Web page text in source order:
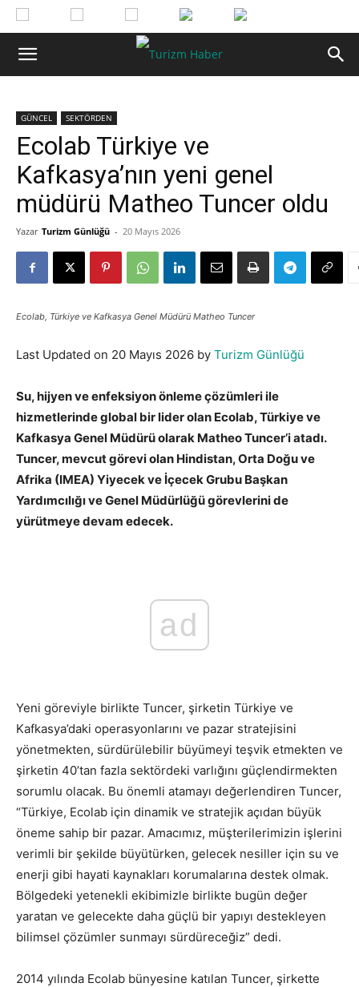
GÜNCEL SEKTÖRDEN
Ecolab Türkiye ve
Kafkasya’nın yeni genel
müdürü Matheo Tuncer oldu
Yazar Turizm Günlüğü - 20 Mayıs 2026
Ecolab, Türkiye ve Kafkasya Genel Müdürü Matheo Tuncer
Last Updated on 20 Mayıs 2026 by Turizm Günlüğü
Su, hijyen ve enfeksiyon önleme çözümleri ile
hizmetlerinde global bir lider olan Ecolab, Türkiye ve
Kafkasya Genel Müdürü olarak Matheo Tuncer’i atadı.
Tuncer, mevcut görevi olan Hindistan, Orta Doğu ve
Afrika (IMEA) Yiyecek ve İçecek Grubu Başkan
Yardımcılığı ve Genel Müdürlüğü görevlerini de
yürütmeye devam edecek.
ad
Yeni göreviyle birlikte Tuncer, şirketin Türkiye ve
Kafkasya’daki operasyonlarını ve pazar stratejisini
yönetmekten, sürdürülebilir büyümeyi teşvik etmekten ve
şirketin 40’tan fazla sektördeki varlığını güçlendirmekten
sorumlu olacak. Bu önemli atamayı değerlendiren Tuncer,
“Türkiye, Ecolab için dinamik ve stratejik açıdan büyük
öneme sahip bir pazar. Amacımız, müşterilerimizin işlerini
verimli bir şekilde büyütürken, gelecek nesiller için su ve
enerji gibi hayati kaynakları korumalarına destek olmak.
Bölgedeki yetenekli ekibimizle birlikte bugün değer
yaratan ve gelecekte daha güçlü bir yapıyı destekleyen
bilimsel çözümler sunmayı sürdüreceğiz” dedi.
2014 yılında Ecolab bünyesine katılan Tuncer, şirkette